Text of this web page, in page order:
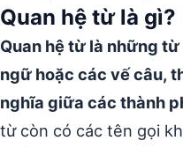
Quan hệ từ là gì?
Quan hệ từ là những
ngữ hoặc các vế câu,
nghĩa giữa các thành
từ còn có các tên gọi